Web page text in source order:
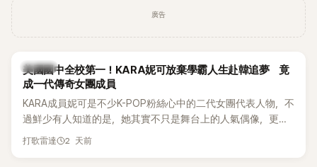
廣告
K-POP
美國國中全校第一！KARA妮可放棄學霸人生赴韓追夢 竟
成一代傳奇女團成員
KARA成員妮可是不少K-POP粉絲心中的二代女團代表人物，不
過鮮少有人知道的是，她其實不只是舞台上的人氣偶像，更是
一名不折不扣的學霸。她日前在節目中透露，自己在美國就讀
打歌雷達 2 天前